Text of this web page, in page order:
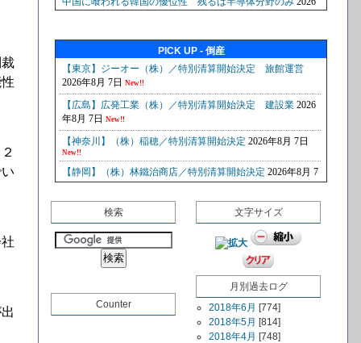
PICK UP - 倒産
検索
Counter
文字サイズ
月別過去ログ
2018年6月 [774]
2018年5月 [814]
2018年4月 [748]